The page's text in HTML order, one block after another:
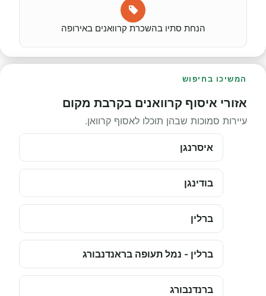
הנחת סתיו בהשכרת קרוואנים באירופה
המשיכו בחיפוש
אזורי איסוף קרוואנים בקרבת מקום
עיירות סמוכות שבהן תוכלו לאסוף קרוואן.
איסרנגן
בודינגן
ברלין
ברלין - נמל תעופה בראנדנבורג
ברנדנבורג